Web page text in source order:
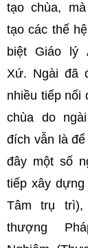
tạo chùa,
tạo các thế
biệt Giáo lý
Xứ. Ngài đã
nhiều tiếp nối
chùa do
đích vẫn là
đây một số
tiếp xây
Tâm trụ trì),
thượng